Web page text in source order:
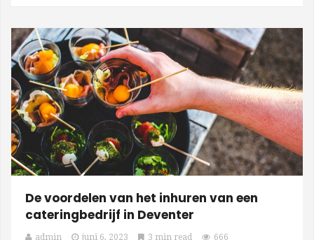
De voordelen van het inhuren van een
cateringbedrijf in Deventer
admin juni 6, 2023 3 min read 666